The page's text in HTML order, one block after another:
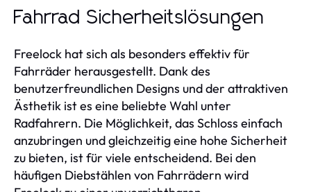
Fahrrad Sicherheitslösungen
Freelock hat sich als besonders effektiv für
Fahrräder herausgestellt. Dank des
benutzerfreundlichen Designs und der attraktiven
Ästhetik ist es eine beliebte Wahl unter
Radfahrern. Die Möglichkeit, das Schloss einfach
anzubringen und gleichzeitig eine hohe Sicherheit
zu bieten, ist für viele entscheidend. Bei den
häufigen Diebstählen von Fahrrädern wird